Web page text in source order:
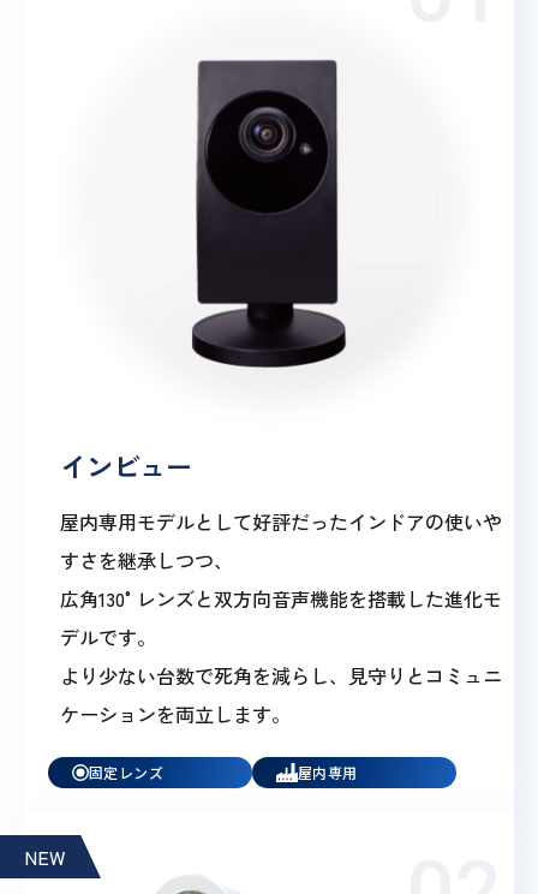
インビュー
屋内専用モデルとして好評だったインドアの使いや
すさを継承しつつ、
広角130°レンズと双方向音声機能を搭載した進化モ
デルです。
より少ない台数で死角を減らし、見守りとコミュニ
ケーションを両立します。
固定レンズ 屋内専用
NEW